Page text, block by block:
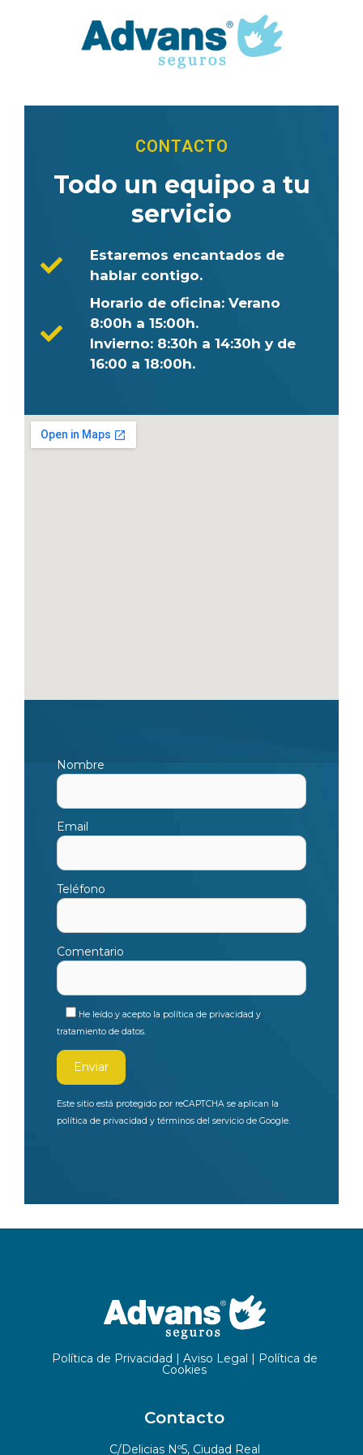
CONTACTO
Todo un equipo a tu
servicio
Estaremos encantados de
hablar contigo.
Horario de oficina: Verano
8:00h a 15:00h.
Invierno: 8:30h a 14:30h y de
16:00 a 18:00h.
Nombre
Email
Teléfono
Comentario
He leído y acepto la política de privacidad y
tratamiento de datos.
Este sitio está protegido por reCAPTCHA se aplican la
política de privacidad y términos del servicio de Google.
Política de Privacidad | Aviso Legal | Política de
Cookies
Contacto
C/Delicias Nº5, Ciudad Real